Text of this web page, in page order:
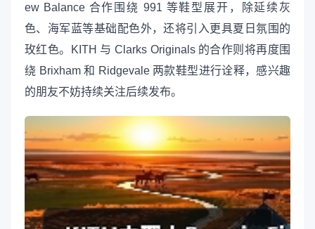
ew Balance 合作围绕 991 等鞋型展开，除延续灰
色、海军蓝等基础配色外，还将引入更具夏日氛围的
玫红色。KITH 与 Clarks Originals 的合作则将再度围
绕 Brixham 和 Ridgevale 两款鞋型进行诠释，感兴趣
的朋友不妨持续关注后续发布。